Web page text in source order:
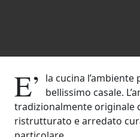
E’ la cucina
bellissimo casale.
tradizionalmente originale
ristrutturato e arredato